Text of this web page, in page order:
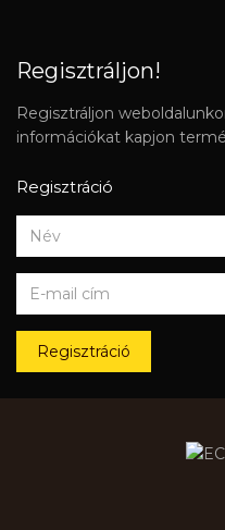
Regisztráljon!
Regisztráljon
információkat kapjon
Regisztráció
Regisztráció